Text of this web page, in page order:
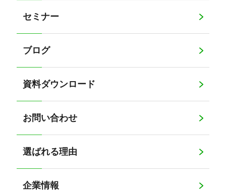
セミナー
ブログ
資料ダウンロード
お問い合わせ
選ばれる理由
企業情報